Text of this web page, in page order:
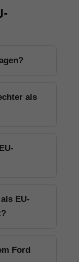
als
EU-
Ford